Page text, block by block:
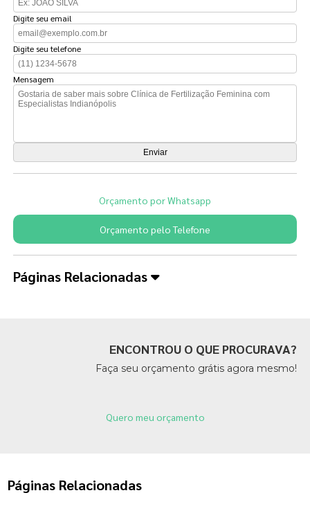
Digite seu email
Digite seu telefone
Mensagem
Orçamento por Whatsapp
Orçamento pelo Telefone
Páginas Relacionadas
ENCONTROU O QUE PROCURAVA?
Faça seu orçamento grátis agora mesmo!
Quero meu orçamento
Páginas Relacionadas